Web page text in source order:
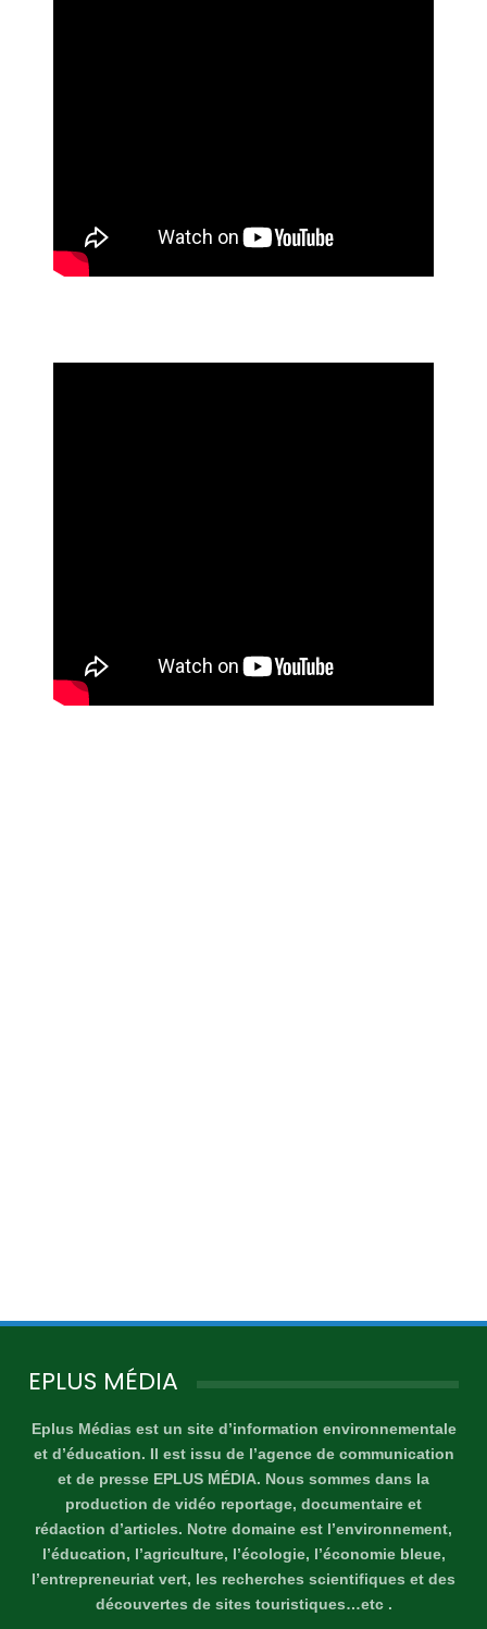
EPLUS MÉDIA
Eplus Médias est un site d’information environnementale
et d’éducation. Il est issu de l’agence de communication
et de presse EPLUS MÉDIA. Nous sommes dans la
production de vidéo reportage, documentaire et
rédaction d’articles. Notre domaine est l’environnement,
l’éducation, l’agriculture, l’écologie, l’économie bleue,
l’entrepreneuriat vert, les recherches scientifiques et des
découvertes de sites touristiques…etc .